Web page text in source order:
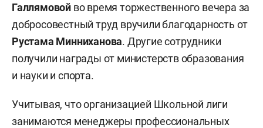
Галлямовой во время торжественного вечера за
добросовестный труд вручили благодарность от
Рустама Минниханова. Другие сотрудники
получили награды от министерств образования
и науки и спорта.
Учитывая, что организацией Школьной лиги
занимаются менеджеры профессиональных